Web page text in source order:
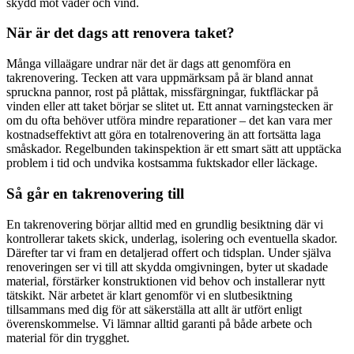
När är det dags att renovera taket?
Många villaägare undrar när det är dags att genomföra en
takrenovering. Tecken att vara uppmärksam på är bland annat
spruckna pannor, rost på plåttak, missfärgningar, fuktfläckar på
vinden eller att taket börjar se slitet ut. Ett annat varningstecken är
om du ofta behöver utföra mindre reparationer – det kan vara mer
kostnadseffektivt att göra en totalrenovering än att fortsätta laga
småskador. Regelbunden takinspektion är ett smart sätt att upptäcka
problem i tid och undvika kostsamma fuktskador eller läckage.
Så går en takrenovering till
En takrenovering börjar alltid med en grundlig besiktning där vi
kontrollerar takets skick, underlag, isolering och eventuella skador.
Därefter tar vi fram en detaljerad offert och tidsplan. Under själva
renoveringen ser vi till att skydda omgivningen, byter ut skadade
material, förstärker konstruktionen vid behov och installerar nytt
tätskikt. När arbetet är klart genomför vi en slutbesiktning
tillsammans med dig för att säkerställa att allt är utfört enligt
överenskommelse. Vi lämnar alltid garanti på både arbete och
material för din trygghet.